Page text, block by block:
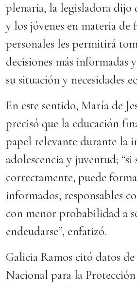
plenaria, la legisladora dijo
y los jóvenes en materia de
personales les permitirá
decisiones más informadas
su situación y necesidades
En este sentido, María de
precisó que la educación
papel relevante durante la
adolescencia y juventud; “si
correctamente, puede
informados, responsables
con menor probabilidad a
endeudarse”, enfatizó.
Galicia Ramos citó datos
Nacional para la Protección